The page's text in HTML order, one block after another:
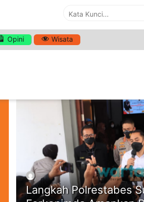
Opini Wisata
HASHTAG:WALIKOTA
Langkah Polrestabes